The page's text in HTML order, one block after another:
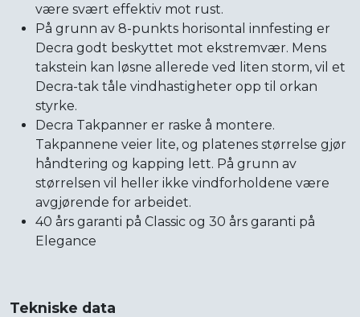
være svært effektiv mot rust.
På grunn av 8-punkts horisontal innfesting er
Decra godt beskyttet mot ekstremvær. Mens
takstein kan løsne allerede ved liten storm, vil et
Decra-tak tåle vindhastigheter opp til orkan
styrke.
Decra Takpanner er raske å montere.
Takpannene veier lite, og platenes størrelse gjør
håndtering og kapping lett. På grunn av
størrelsen vil heller ikke vindforholdene være
avgjørende for arbeidet.
40 års garanti på Classic og 30 års garanti på
Elegance
Tekniske data